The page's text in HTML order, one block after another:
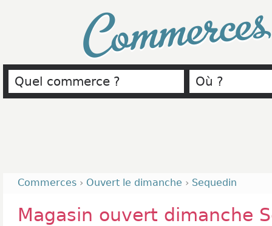
Commerces › Ouvert le dimanche › Sequedin
Magasin ouvert dimanche